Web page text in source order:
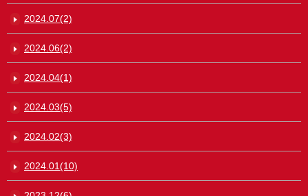
2024.07(2)
2024.06(2)
2024.04(1)
2024.03(5)
2024.02(3)
2024.01(10)